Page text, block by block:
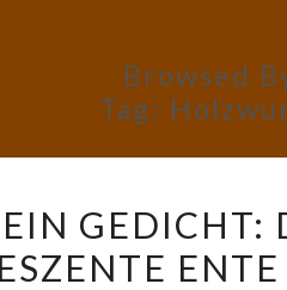
Browsed
Tag:
WORTE,
EIN
GEDICHT:
ENTE